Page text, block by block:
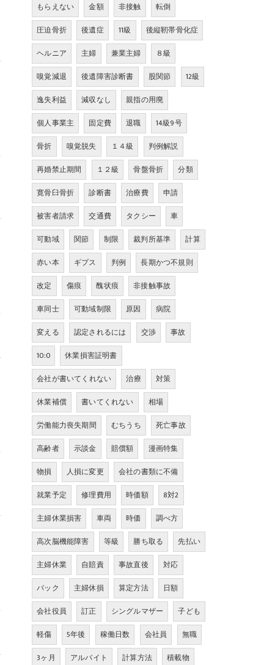
もらえない
金額 非接触
転倒
圧迫骨折
後遺症 11級
後縦靭帯骨化症
ヘルニア
主婦 兼業主婦
８級
嗅覚減退
後遺障害診断書 股関節
12級
逸失利益
減収なし
親指の用廃
個人事業主
固定費 退職
14級9号
骨折
嗅覚脱失 １４級
判例解説
再婚禁止期間
１２級 骨盤骨折
分類
寛骨臼骨折
診断書 治療費
申請
被害者請求
交通費 タクシー
車
可動域
関節 制限 裁判所基準
計算
赤い本
ギプス 判例
長期かつ不規則
改定
傷痕 醜状痕
非接触事故
車同士
可動域制限 原因
病院
変える
認定されるには 交渉
事故
10:0
休業損害証明書
会社が書いてくれない
治療
対策
休業補償
書いてくれない
相場
労働能力喪失期間
むちうち
死亡事故
高齢者
示談金 賠償額
漫画特集
物損
人損に変更
会社の書類に不備
就業予定
修理費用 時価額
8対2
主婦休業損害
車両 時価
調べ方
高次脳機能障害
等級 勝ち取る
先払い
主婦休業
自賠責 事故直後
対応
バック
主婦休損 算定方法
日額
会社役員
訂正 シングルマザー
子ども
軽傷
5年後 稼働日数 会社員
無職
3ヶ月
アルバイト 計算方法
積載物